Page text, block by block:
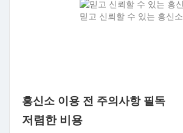
믿고 신뢰할 수 있는 흥신소
흥신소 이용 전 주의사항 필독
저렴한 비용